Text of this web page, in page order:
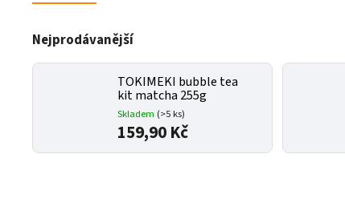
Nejprodávanější
TOKIMEKI bubble tea
kit matcha 255g
Skladem (>5 ks)
159,90 Kč